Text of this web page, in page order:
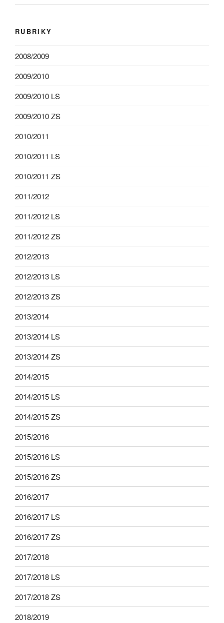
RUBRIKY
2008/2009
2009/2010
2009/2010 LS
2009/2010 ZS
2010/2011
2010/2011 LS
2010/2011 ZS
2011/2012
2011/2012 LS
2011/2012 ZS
2012/2013
2012/2013 LS
2012/2013 ZS
2013/2014
2013/2014 LS
2013/2014 ZS
2014/2015
2014/2015 LS
2014/2015 ZS
2015/2016
2015/2016 LS
2015/2016 ZS
2016/2017
2016/2017 LS
2016/2017 ZS
2017/2018
2017/2018 LS
2017/2018 ZS
2018/2019